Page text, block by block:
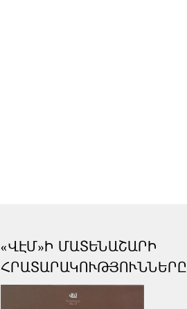
«ՎԷՄ»Ի ՄԱՏԵՆԱՇԱՐԻ
ՀՐԱՏԱՐԱԿՈՒԹՅՈՒՆՆԵՐԸ